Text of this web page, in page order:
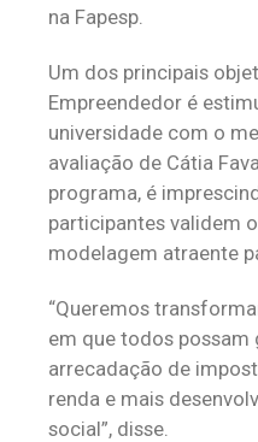
na Fapesp.
Um dos principais
Empreendedor é
universidade com o
avaliação de Cátia
programa, é
participantes validem
modelagem atraente
“Queremos
em que todos
arrecadação de
renda e mais
social”, disse.